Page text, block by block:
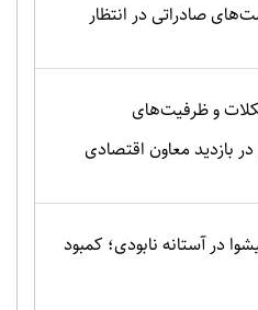
صادراتی در انتظار
و ظرفیت‌های
بازدید معاون اقتصادی
در آستانه نابودی؛ کمبود